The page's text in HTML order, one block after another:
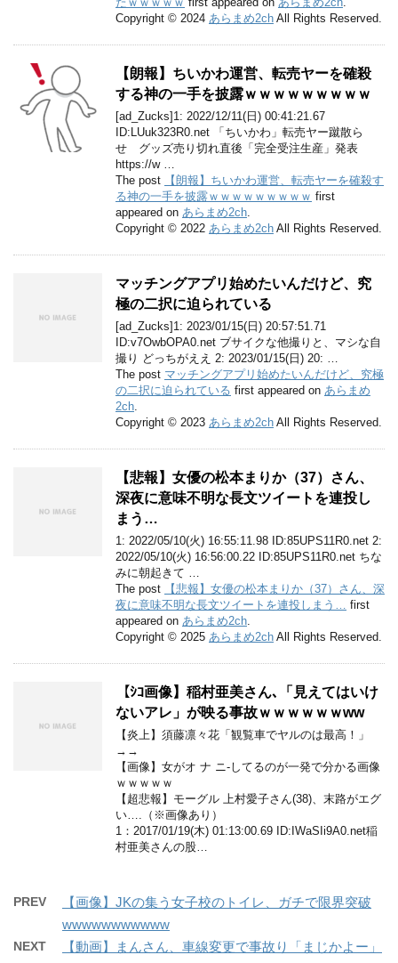
Copyright © 2024 あらまめ2ch All Rights Reserved.
【朗報】ちいかわ運営、転売ヤーを確殺
する神の一手を披露ｗｗｗｗｗｗｗｗｗ
[ad_Zucks]1: 2022/12/11(日) 00:41:21.67
ID:LUuk323R0.net 「ちいかわ」転売ヤー蹴散ら
せ グッズ売り切れ直後「完全受注生産」発表
https://w …
The post
【朗報】ちいかわ運営、転売ヤーを確殺す
る神の一手を披露ｗｗｗｗｗｗｗｗｗ first
appeared on あらまめ2ch
Copyright © 2022 あらまめ2ch All Rights Reserved.
マッチングアプリ始めたいんだけど、究
極の二択に迫られている
[ad_Zucks]1: 2023/01/15(日) 20:57:51.71
ID:v7OwbOPA0.net ブサイクな他撮りと、マシな自
撮り どっちがええ 2: 2023/01/15(日) 20: …
The post マッチングアプリ始めたいんだけど、究極
の二択に迫られている first appeared on あらまめ
2ch
Copyright © 2023 あらまめ2ch All Rights Reserved.
【悲報】女優の松本まりか（37）さん、
深夜に意味不明な長文ツイートを連投し
まう…
1: 2022/05/10(火) 16:55:11.98 ID:85UPS11R0.net 2:
2022/05/10(火) 16:56:00.22 ID:85UPS11R0.net ちな
みに朝起きて …
The post
【悲報】女優の松本まりか（37）さん、深
夜に意味不明な長文ツイートを連投しまう…
first
appeared on あらまめ2ch
Copyright © 2025 あらまめ2ch All Rights Reserved.
【ｼｺ画像】稲村亜美さん､「見えてはいけ
ないアレ」が映る事故ｗｗｗｗｗｗww
【炎上】須藤凛々花「観覧車でヤルのは最高！」
→→
【画像】女がオ ナ ニ-してるのが一発で分かる画像
ｗｗｗｗｗ
【超悲報】モーグル 上村愛子さん(38)、末路がエグ
い….（※画像あり）
1：2017/01/19(木) 01:13:00.69 ID:IWaSIi9A0.net稲
村亜美さんの股…
PREV
【画像】JKの集う女子校のトイレ、ガチで限界突破
wwwwwwwwwww
NEXT 【動画】まんさん、車線変更で事故り「まじかよー」